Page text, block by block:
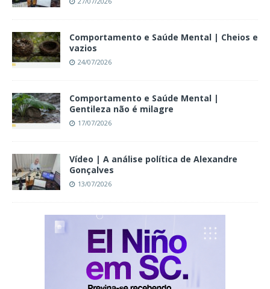
Comportamento e Saúde Mental | Cheios e
vazios
24/07/2026
Comportamento e Saúde Mental |
Gentileza não é milagre
17/07/2026
Vídeo | A análise política de Alexandre
Gonçalves
13/07/2026